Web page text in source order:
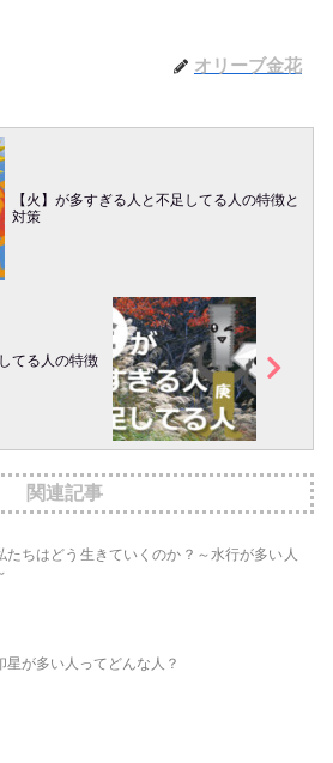
オリーブ金花
【火】が多すぎる人と不足してる人の特徴と
対策
てる人の特徴
関連記事
たちはどう生きていくのか？～水行が多い人
星が多い人ってどんな人？